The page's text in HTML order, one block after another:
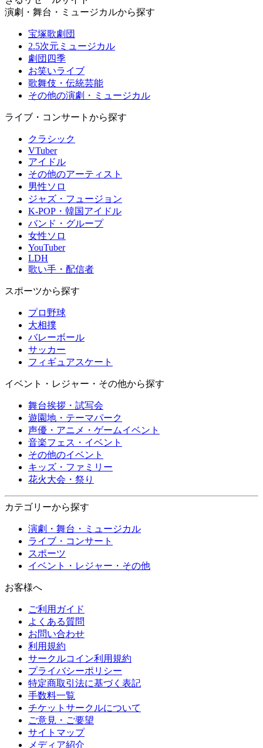
演劇・舞台・ミュージカルから探す
宝塚歌劇団
2.5次元ミュージカル
劇団四季
お笑いライブ
歌舞伎・伝統芸能
その他の演劇・ミュージカル
ライブ・コンサートから探す
クラシック
VTuber
アイドル
その他のアーティスト
男性ソロ
ジャズ・フュージョン
K-POP・韓国アイドル
バンド・グループ
女性ソロ
YouTuber
LDH
歌い手・配信者
スポーツから探す
プロ野球
大相撲
バレーボール
サッカー
フィギュアスケート
イベント・レジャー・その他から探す
舞台挨拶・試写会
遊園地・テーマパーク
声優・アニメ・ゲームイベント
音楽フェス・イベント
その他のイベント
キッズ・ファミリー
花火大会・祭り
カテゴリーから探す
演劇・舞台・ミュージカル
ライブ・コンサート
スポーツ
イベント・レジャー・その他
お客様へ
ご利用ガイド
よくある質問
お問い合わせ
利用規約
サークルコイン利用規約
プライバシーポリシー
特定商取引法に基づく表記
手数料一覧
チケットサークルについて
ご意見・ご要望
サイトマップ
メディア紹介